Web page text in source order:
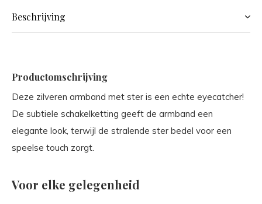
Beschrijving
Productomschrijving
Deze zilveren armband met ster is een echte eyecatcher!
De subtiele schakelketting geeft de armband een
elegante look, terwijl de stralende ster bedel voor een
speelse touch zorgt.
Voor elke gelegenheid